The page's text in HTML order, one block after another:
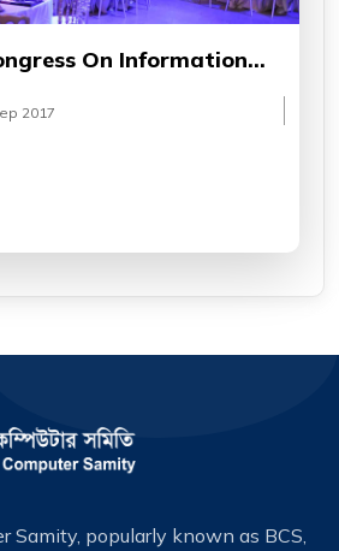
On Information
2017
Samity, popularly known as BCS,